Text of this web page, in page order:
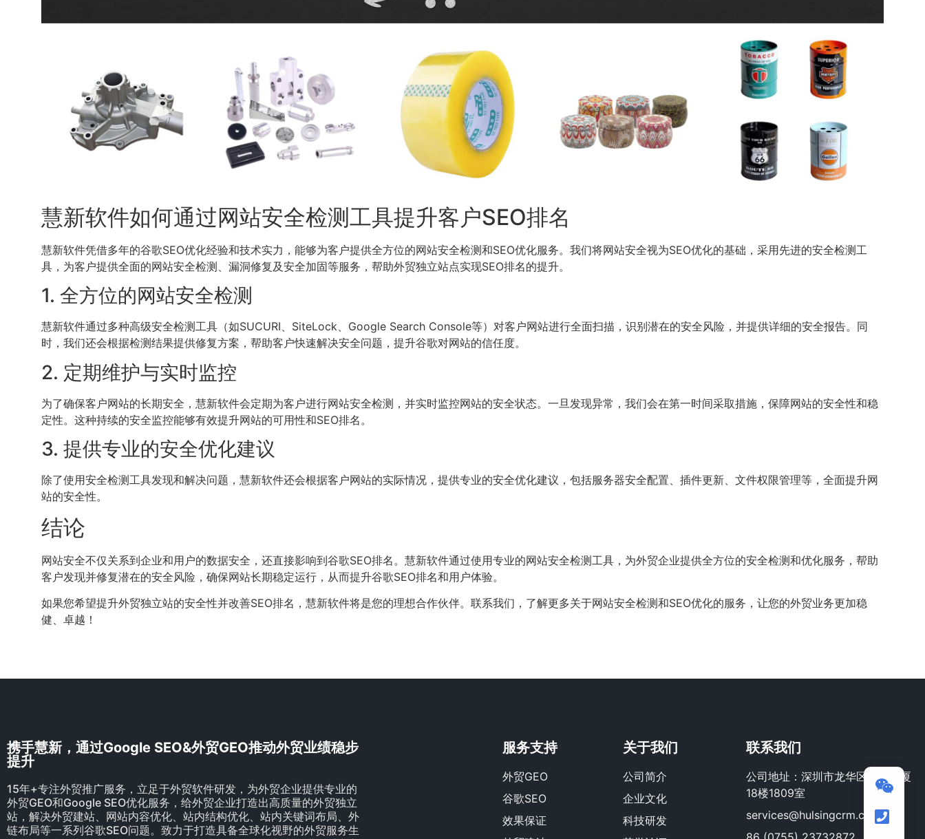
慧新软件如何通过网站安全检测工具提升客户SEO排名
慧新软件凭借多年的谷歌SEO优化经验和技术实力，能够为客户提供全方位的网站安全检测和SEO优化服务。我们将网站安全视为SEO优化的基础，采用先进的安全检测工
具，为客户提供全面的网站安全检测、漏洞修复及安全加固等服务，帮助外贸独立站点实现SEO排名的提升。
1. 全方位的网站安全检测
慧新软件通过多种高级安全检测工具（如SUCURI、SiteLock、Google Search Console等）对客户网站进行全面扫描，识别潜在的安全风险，并提供详细的安全报告。同
时，我们还会根据检测结果提供修复方案，帮助客户快速解决安全问题，提升谷歌对网站的信任度。
2. 定期维护与实时监控
为了确保客户网站的长期安全，慧新软件会定期为客户进行网站安全检测，并实时监控网站的安全状态。一旦发现异常，我们会在第一时间采取措施，保障网站的安全性和稳
定性。这种持续的安全监控能够有效提升网站的可用性和SEO排名。
3. 提供专业的安全优化建议
除了使用安全检测工具发现和解决问题，慧新软件还会根据客户网站的实际情况，提供专业的安全优化建议，包括服务器安全配置、插件更新、文件权限管理等，全面提升网
站的安全性。
结论
网站安全不仅关系到企业和用户的数据安全，还直接影响到谷歌SEO排名。慧新软件通过使用专业的网站安全检测工具，为外贸企业提供全方位的安全检测和优化服务，帮助
客户发现并修复潜在的安全风险，确保网站长期稳定运行，从而提升谷歌SEO排名和用户体验。
如果您希望提升外贸独立站的安全性并改善SEO排名，慧新软件将是您的理想合作伙伴。联系我们，了解更多关于网站安全检测和SEO优化的服务，让您的外贸业务更加稳
健、卓越！
携手慧新，通过Google SEO&外贸GEO推动外贸业绩稳步
提升
15年+专注外贸推广服务，立足于外贸软件研发，为外贸企业提供专业的
外贸GEO和Google SEO优化服务，给外贸企业打造出高质量的外贸独立
站，解决外贸建站、网站内容优化、站内结构优化、站内关键词布局、外
链布局等一系列谷歌SEO问题。致力于打造具备全球化视野的外贸服务生
服务支持
外贸GEO
谷歌SEO
效果保证
关于我们
公司简介
企业文化
科技研发
联系我们
公司地址：深圳市龙华区荣群大厦
18楼1809室
services@hulsingcrm.com